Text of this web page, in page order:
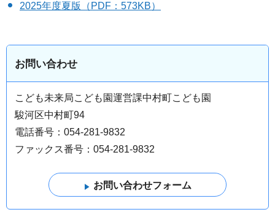
2025年度夏版（PDF：573KB）
お問い合わせ
こども未来局こども園運営課中村町こども園
駿河区中村町94
電話番号：054-281-9832
ファックス番号：054-281-9832